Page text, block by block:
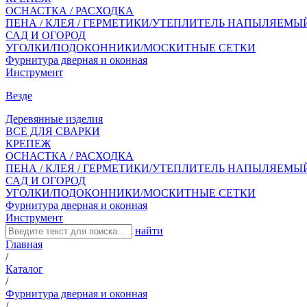
ОСНАСТКА / РАСХОДКА
ПЕНА / КЛЕЯ / ГЕРМЕТИКИ/УТЕПЛИТЕЛЬ
САД И ОГОРОД
УГОЛКИ/ПОДОКОННИКИ/МОСКИТНЫЕ СЕТКИ
Фурнитура дверная и оконная
Инструмент
Везде
Деревянные изделия
ВСЕ ДЛЯ СВАРКИ
КРЕПЕЖ
ОСНАСТКА / РАСХОДКА
ПЕНА / КЛЕЯ / ГЕРМЕТИКИ/УТЕПЛИТЕЛЬ
САД И ОГОРОД
УГОЛКИ/ПОДОКОННИКИ/МОСКИТНЫЕ СЕТКИ
Фурнитура дверная и оконная
Инструмент
найти
Главная
/
Каталог
/
Фурнитура дверная и оконная